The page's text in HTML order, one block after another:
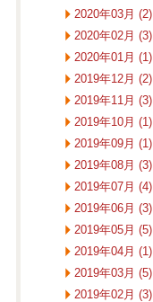
2020年03月 (2)
2020年02月 (3)
2020年01月 (1)
2019年12月 (2)
2019年11月 (3)
2019年10月 (1)
2019年09月 (1)
2019年08月 (3)
2019年07月 (4)
2019年06月 (3)
2019年05月 (5)
2019年04月 (1)
2019年03月 (5)
2019年02月 (3)